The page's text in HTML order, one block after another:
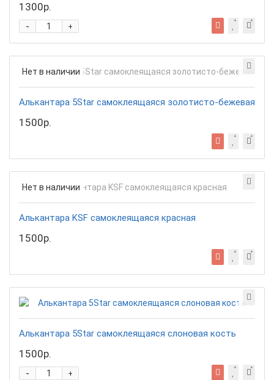
1300р.
+
-
Нет в наличии
Алькантара 5Star самоклеящаяся золотисто-бежевая
1500р.
Нет в наличии
Алькантара KSF самоклеящаяся красная
1500р.
Алькантара 5Star самоклеящаяся слоновая кость
1500р.
+
-